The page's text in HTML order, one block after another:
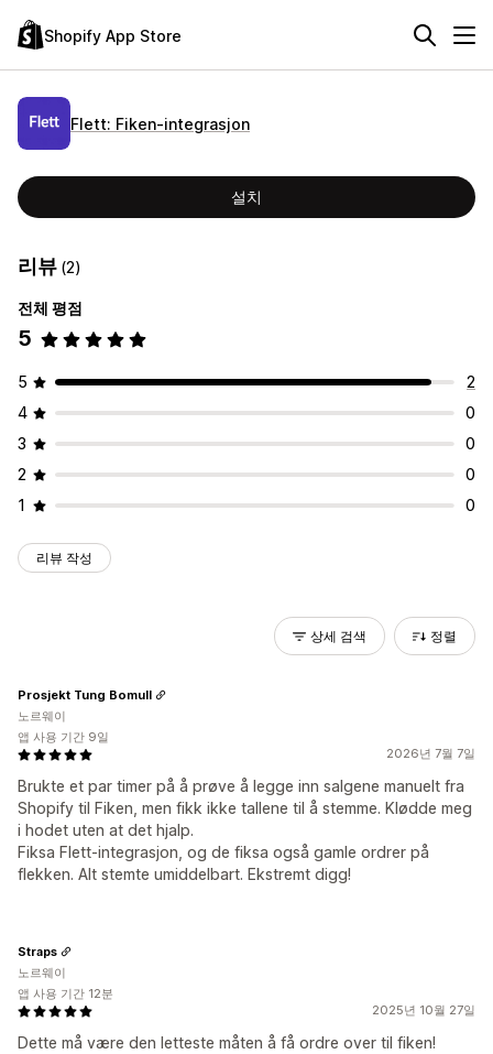
Shopify App Store
Flett: Fiken‑integrasjon
설치
리뷰 (2)
전체 평점
5
5
2
4
0
3
0
2
0
1
0
리뷰 작성
상세 검색 정렬
2026년 7월 7일
Brukte et par timer på å prøve å legge inn salgene manuelt fra
Shopify til Fiken, men fikk ikke tallene til å stemme. Klødde meg
i hodet uten at det hjalp.
Fiksa Flett-integrasjon, og de fiksa også gamle ordrer på
flekken. Alt stemte umiddelbart. Ekstremt digg!
Prosjekt Tung Bomull
노르웨이
앱 사용 기간 9일
2025년 10월 27일
Dette må være den letteste måten å få ordre over til fiken!
Straps
노르웨이
앱 사용 기간 12분